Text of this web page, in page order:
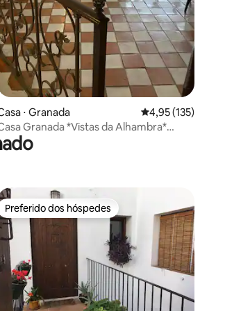
⋅ Granada 4,95 de uma avaliação
4,95 (135)
Granada *Vistas da Alhambra*
histórico
Preferido dos hóspedes
Preferido dos hóspedes